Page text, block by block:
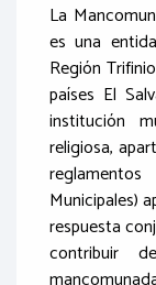
La
es una
Región
países El
institución
religiosa,
Municipales)
respuesta
contribuir